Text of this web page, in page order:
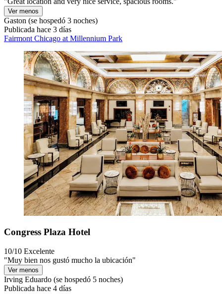
Ver menos
Gaston (se hospedó 3 noches)
Publicada hace 3 días
Fairmont Chicago at Millennium Park
Congress Plaza Hotel
10/10 Excelente
"Muy bien nos gustó mucho la ubicación"
Ver menos
Irving Eduardo (se hospedó 5 noches)
Publicada hace 4 días